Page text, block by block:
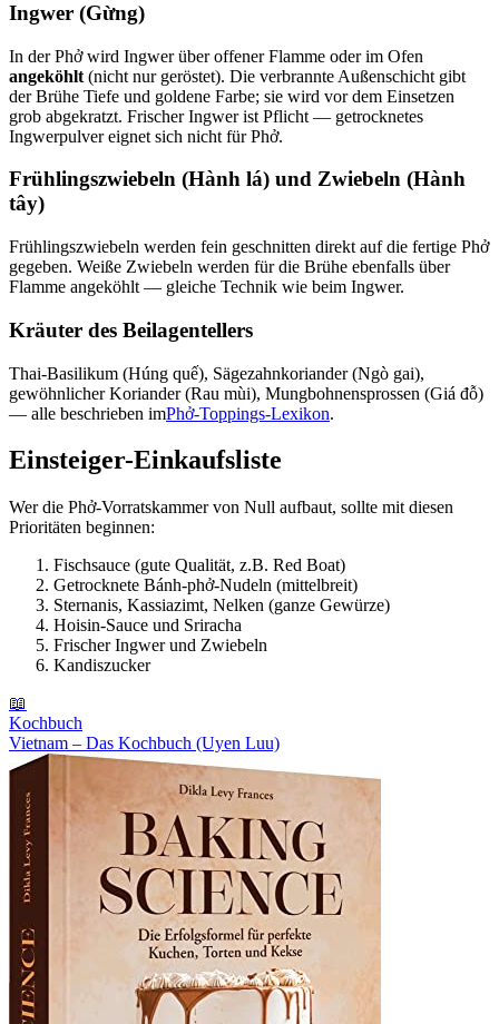
Ingwer (Gừng)
In der Phở wird Ingwer über offener Flamme oder im Ofen
angeköhlt (nicht nur geröstet). Die verbrannte Außenschicht gibt
der Brühe Tiefe und goldene Farbe; sie wird vor dem Einsetzen
grob abgekratzt. Frischer Ingwer ist Pflicht — getrocknetes
Ingwerpulver eignet sich nicht für Phở.
Frühlingszwiebeln (Hành lá) und Zwiebeln (Hành
tây)
Frühlingszwiebeln werden fein geschnitten direkt auf die fertige Phở
gegeben. Weiße Zwiebeln werden für die Brühe ebenfalls über
Flamme angeköhlt — gleiche Technik wie beim Ingwer.
Kräuter des Beilagentellers
Thai-Basilikum (Húng quế), Sägezahnkoriander (Ngò gai),
gewöhnlicher Koriander (Rau mùi), Mungbohnensprossen (Giá đỗ)
— alle beschrieben imPhở-Toppings-Lexikon.
Einsteiger-Einkaufsliste
Wer die Phở-Vorratskammer von Null aufbaut, sollte mit diesen
Prioritäten beginnen:
Fischsauce (gute Qualität, z.B. Red Boat)
Getrocknete Bánh-phở-Nudeln (mittelbreit)
Sternanis, Kassiazimt, Nelken (ganze Gewürze)
Hoisin-Sauce und Sriracha
Frischer Ingwer und Zwiebeln
Kandiszucker
📖
Kochbuch
Vietnam – Das Kochbuch (Uyen Luu)